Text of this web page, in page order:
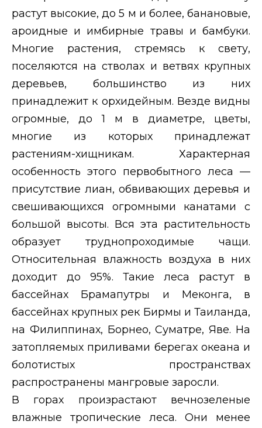
растут высокие, до 5 м и более, банановые,
ароидные и имбирные травы и бамбуки.
Многие растения, стремясь к свету,
поселяются на стволах и ветвях крупных
деревьев, большинство из них
принадлежит к орхидейным. Везде видны
огромные, до 1 м в диаметре, цветы,
многие из которых принадлежат
растениям-хищникам. Характерная
особенность этого первобытного леса —
присутствие лиан, обвивающих деревья и
свешивающихся огромными канатами с
большой высоты. Вся эта растительность
образует труднопроходимые чащи.
Относительная влажность воздуха в них
доходит до 95%. Такие леса растут в
бассейнах Брамапутры и Меконга, в
бассейнах крупных рек Бирмы и Таиланда,
на Филиппинах, Борнео, Суматре, Яве. На
затопляемых приливами берегах океана и
болотистых пространствах
распространены мангровые заросли.
В горах произрастают вечнозеленые
влажные тропические леса. Они менее